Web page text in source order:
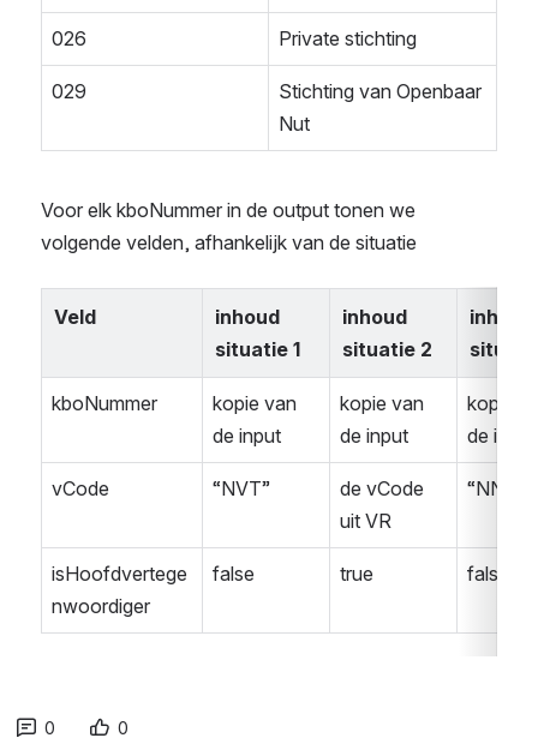
026 Private stichting
029
Stichting van Openbaar
Nut
Voor elk kboNummer in de output tonen we
volgende velden, afhankelijk van de situatie
Veld
inhoud
situatie 1
inhoud
situatie 2
inhoud
kboNummer
kopie van
de input
kopie van
de input
kopie
de input
vCode “NVT”
de vCode
uit VR
“NNB”
isHoofdvertege
nwoordiger
false true false
0 0